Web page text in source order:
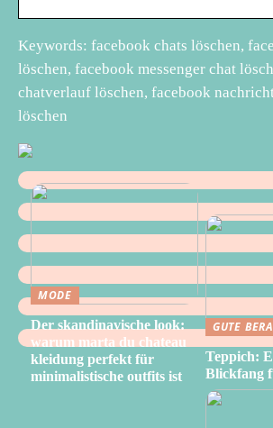
Keywords: facebook chats löschen,
löschen, facebook messenger chat
chatverlauf löschen, facebook
löschen
MODE
Der skandinavische look:
warum marta du chateau
kleidung perfekt für
minimalistische outfits ist
GUTE
Teppich:
Blickfang